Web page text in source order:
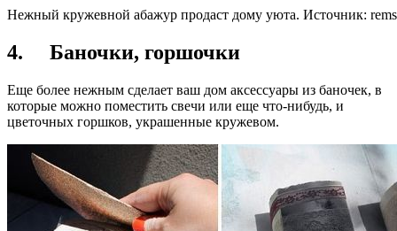
Нежный кружевной абажур продаст дому уюта. Источник:
4. Баночки, горшочки
Еще более нежным сделает ваш дом аксессуары из баночек, в
которые можно поместить свечи или еще что-нибудь, и
цветочных горшков, украшенные кружевом.